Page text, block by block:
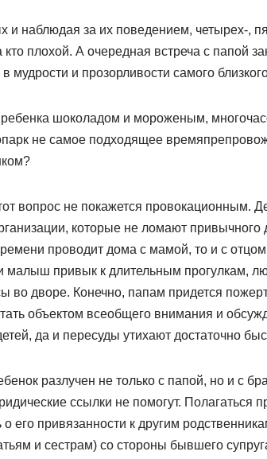
и наблюдая за их поведением, четырех-,
плохой. А очередная встреча с папой
мудрости и прозорливости самого
шоколадом и мороженым,
не самое подходящее
вопрос не покажется провокационным.
которые не ломают
проводит дома с мамой, то и с
малыш привык к длительным прогулкам,
во дворе. Конечно, папам придется
объектом всеобщего внимания и
да и пересуды утихают достаточно
разлучен не только с папой, но и с
ссылки не помогут. Полагаться
о его привязанности к другим
и сестрам) со стороны бывшего